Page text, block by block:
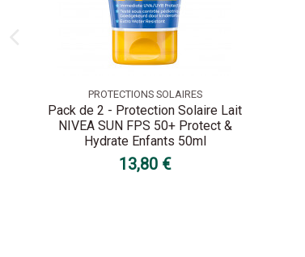
PROTECTIONS SOLAIRES
Pack de 2 - Protection Solaire Lait
NIVEA SUN FPS 50+ Protect &
Hydrate Enfants 50ml
13,80 €